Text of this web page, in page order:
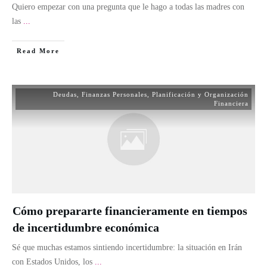
Quiero empezar con una pregunta que le hago a todas las madres con
las ...
Read More
Deudas Finanzas Personales
Planificación y Organización
Financiera
Cómo prepararte financieramente en tiempos
de incertidumbre económica
Sé que muchas estamos sintiendo incertidumbre: la situación en Irán
con Estados Unidos, los ...